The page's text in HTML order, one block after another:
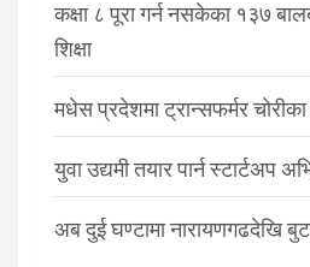
कक्षा ८ पूरा गर्न नसकेका १३७
शिक्षा
मधेस प्रदेशमा ट्रान्सफर्मर
युवा उद्यमी तयार पार्न स्टार्टअप
अब दुई घण्टामा नारायणगढदेखि